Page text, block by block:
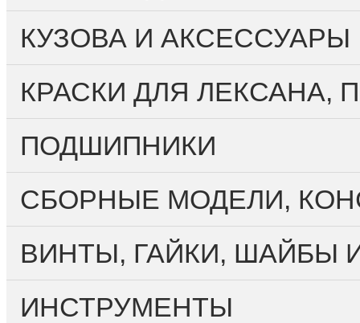
КУЗОВА И АКСЕССУАРЫ
КРАСКИ ДЛЯ ЛЕКСАНА,
ПОДШИПНИКИ
CБОРНЫЕ МОДЕЛИ,
ВИНТЫ, ГАЙКИ, ШАЙБЫ
ИНСТРУМЕНТЫ